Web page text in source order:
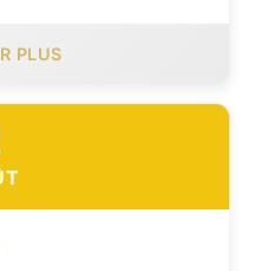
PLUS